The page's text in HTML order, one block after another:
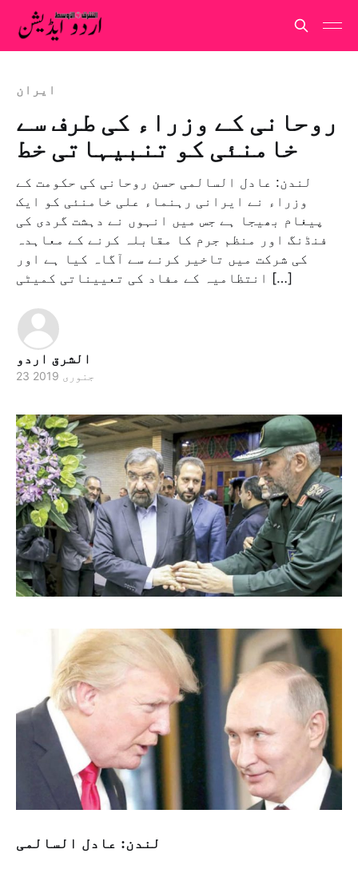
ایران
روحانی کے وزراء کی طرف سے
خامنئی کو تنبیہاتی خط
لندن: عادل السالمی حسن روحانی کی حکومت کے
وزراء نے ایرانی رہنماء علی خامنئی کو ایک
پیغام بھیجا ہے جس میں انہوں نے دہشت گردی کی
فنڈنگ اور منظم جرم کا مقابلہ کرنے کے معاہدہ
کی شرکت میں تاخیر کرنے سے آگاہ کیا ہے اور
انتظامیہ کے مفاد کی تعییناتی کمیٹی […]
الشرق اردو
23 جنوری 2019
لندن: عادل السالمی